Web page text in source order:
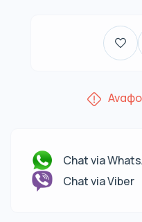
Chat via
Chat via Viber